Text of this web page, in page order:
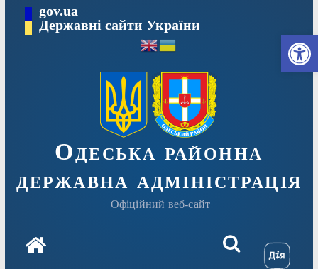
Перейтиgov.ua
Державні сайти України
Одеська районна
державна адміністрація
Офіційний веб-сайт